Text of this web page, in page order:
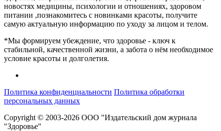
новостях медицины, психологии и отношениях, здоровом
питании ,познакомитесь с новинками красоты, получите
самую актуальную информацию по уходу за лицом и телом.
*Мы формируем убеждение, что здоровье - ключ к
стабильной, качественной жизни, а забота о нём необходимое
условие красоты и долголетия.
Политика конфиденциальности Политика обработки
персональных данных
Copyright © 2003-2026 ООО "Издательский дом журнала
"Здоровье"